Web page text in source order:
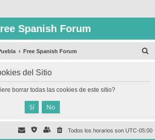
Spanish Forum
Free Spanish Forum
del Sitio
borrar todas las cookies de este sitio?
Todos los horarios son UTC-05:00